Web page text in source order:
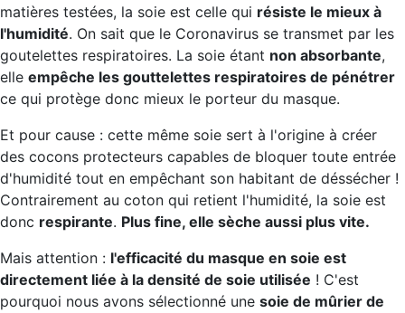
matières testées, la soie est celle qui résiste le mieux à
l'humidité. On sait que le Coronavirus se transmet par les
goutelettes respiratoires. La soie étant non absorbante,
elle empêche les gouttelettes respiratoires de pénétrer
ce qui protège donc mieux le porteur du masque.
Et pour cause : cette même soie sert à l'origine à créer
des cocons protecteurs capables de bloquer toute entrée
d'humidité tout en empêchant son habitant de déssécher !
Contrairement au coton qui retient l'humidité, la soie est
donc respirante. Plus fine, elle sèche aussi plus vite.
Mais attention : l'efficacité du masque en soie est
directement liée à la densité de soie utilisée ! C'est
pourquoi nous avons sélectionné une soie de mûrier de